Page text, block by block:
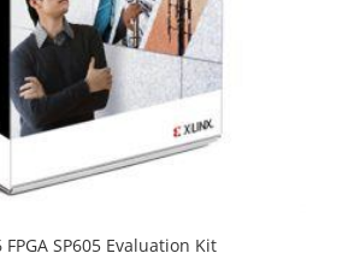
SP605 Evaluation Kit